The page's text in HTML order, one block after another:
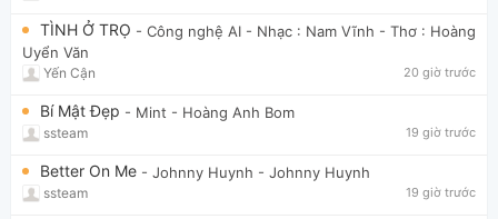
TÌNH Ở TRỌ - Công nghệ AI - Nhạc : Nam Vĩnh - Thơ : Hoàng
Uyển Văn
Yến Cận 20 giờ trước
Bí Mật Đẹp - Mint - Hoàng Anh Bom
ssteam 19 giờ trước
Better On Me - Johnny Huynh - Johnny Huynh
ssteam 19 giờ trước